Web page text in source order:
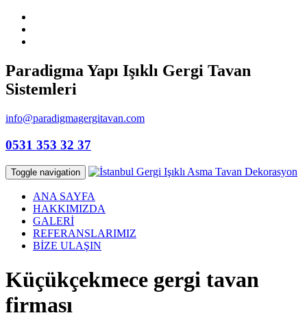
Paradigma Yapı Işıklı Gergi Tavan
Sistemleri
info@paradigmagergitavan.com
0531 353 32 37
Toggle navigation
ANA SAYFA
HAKKIMIZDA
GALERİ
REFERANSLARIMIZ
BİZE ULAŞIN
Küçükçekmece gergi tavan
firması